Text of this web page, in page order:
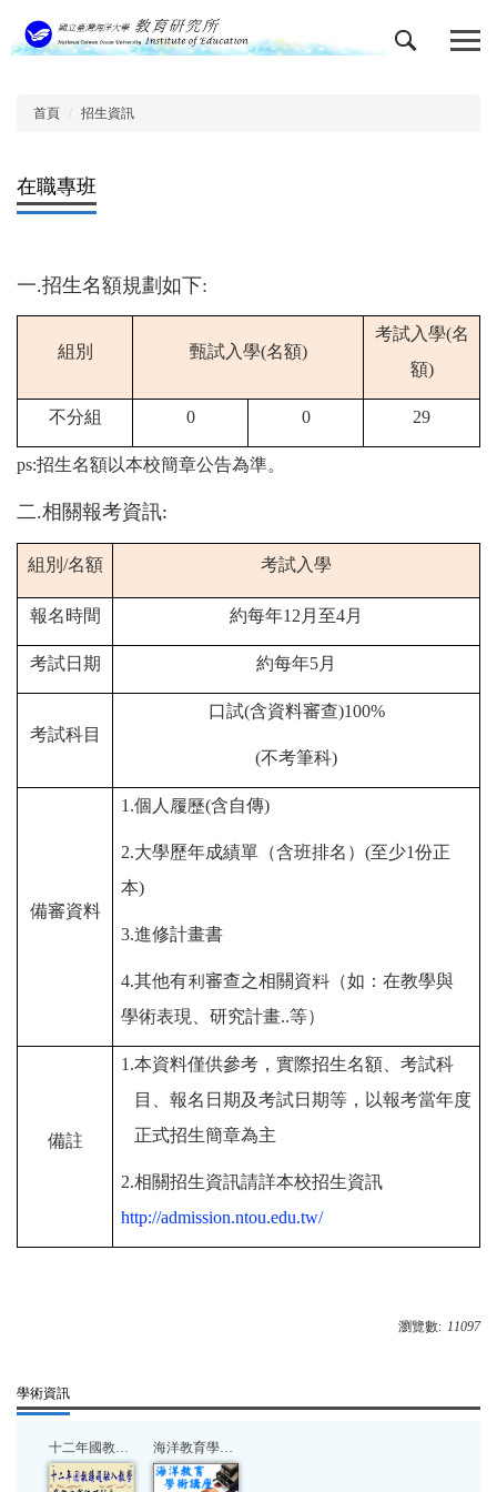
主
首頁 招生資訊
在職專班
一.招生名額規劃如下:
組別 甄試入學(名額)
考試入學(名
額)
不分組 0 0 29
ps:招生名額以本校簡章公告為準。
二.相關報考資訊:
組別 /名額 考試入學
報名時間 約每年12 月至4月
考試日期 約每年5月
考試科目
口試(含資料審查)100%
(不考筆科)
備審資料
1.個人履歷(含自傳)
2.大學歷年成績單（含班排名）(至少1份正
本)
3.進修計畫書
4.其他有利審查之相關資料（如：在教學與
學術表現、研究計畫..等）
備註
1.本資料僅供參考，實際招生名額、考試科
目、報名日期及考試日期等，以報考當年度
正式招生簡章為主
2.相關招生資訊請詳本校招生資訊
http://admission.ntou.edu.tw/
瀏覽數: 11097
學術資訊
十二年國教議題融入教學研討會 海洋教育學術講座